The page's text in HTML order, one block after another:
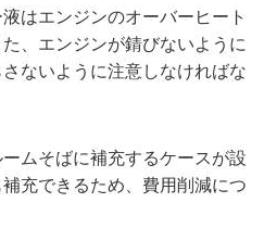
はエンジンのオーバーヒート
、エンジンが錆びないように
ないように注意しなければな
ムそばに補充するケースが設
充できるため、費用削減につ